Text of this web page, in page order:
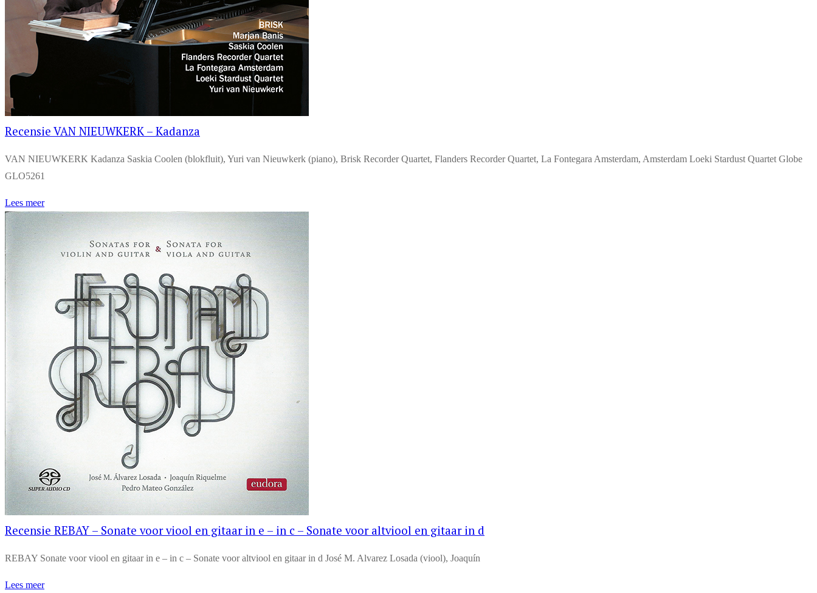
Recensie VAN NIEUWKERK – Kadanza
VAN NIEUWKERK Kadanza Saskia Coolen (blokfluit), Yuri van Nieuwkerk (piano), Brisk Recorder Quartet, Flanders Recorder Quartet, La Fontegara Amsterdam, Amsterdam Loeki Stardust Quartet Globe
GLO5261
Lees meer
Recensie REBAY – Sonate voor viool en gitaar in e – in c – Sonate voor altviool en gitaar in d
REBAY Sonate voor viool en gitaar in e – in c – Sonate voor altviool en gitaar in d José M. Alvarez Losada (viool), Joaquín
Lees meer